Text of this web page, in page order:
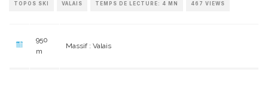
TOPOS SKI VALAIS TEMPS DE LECTURE: 4 MN 467 VIEWS
950
m
Massif : Valais